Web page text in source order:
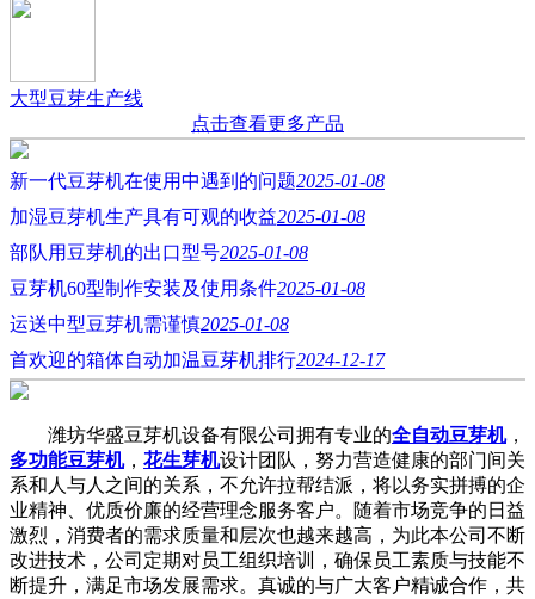
大型豆芽生产线
点击查看更多产品
新一代豆芽机在使用中遇到的问题2025-01-08
加湿豆芽机生产具有可观的收益2025-01-08
部队用豆芽机的出口型号2025-01-08
豆芽机60型制作安装及使用条件2025-01-08
运送中型豆芽机需谨慎2025-01-08
首欢迎的箱体自动加温豆芽机排行2024-12-17
潍坊华盛豆芽机设备有限公司拥有专业的全自动豆芽机，
多功能豆芽机， 花生芽机设计团队，努力营造健康的部门间关
系和人与人之间的关系，不允许拉帮结派，将以务实拼搏的企
业精神、优质价廉的经营理念服务客户。随着市场竞争的日益
激烈，消费者的需求质量和层次也越来越高，为此本公司不断
改进技术，公司定期对员工组织培训，确保员工素质与技能不
断提升，满足市场发展需求。真诚的与广大客户精诚合作，共